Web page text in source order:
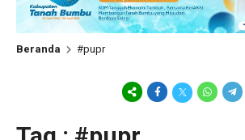
Beranda #pupr